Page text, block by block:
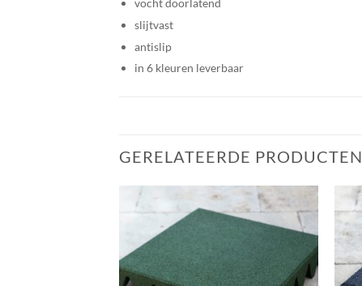
vocht doorlatend
slijtvast
antislip
in 6 kleuren leverbaar
GERELATEERDE PRODUCTEN